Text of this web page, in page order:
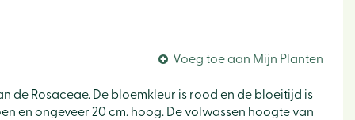
Voeg toe aan Mijn Planten
de Rosaceae. De bloemkleur is rood en de bloeitijd is
en ongeveer 20 cm. hoog. De volwassen hoogte van